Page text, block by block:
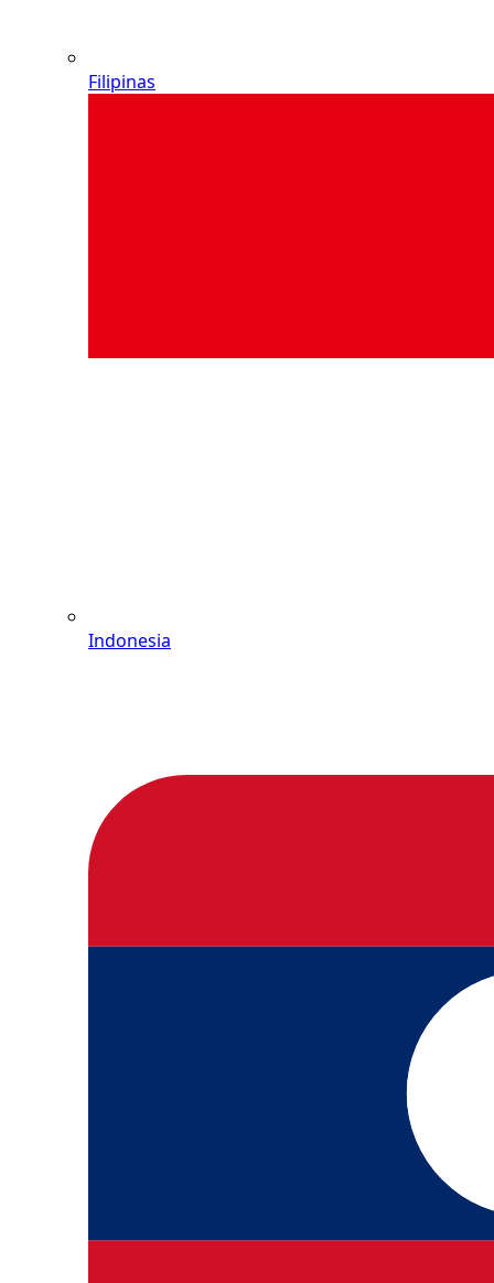
Filipinas
Indonesia